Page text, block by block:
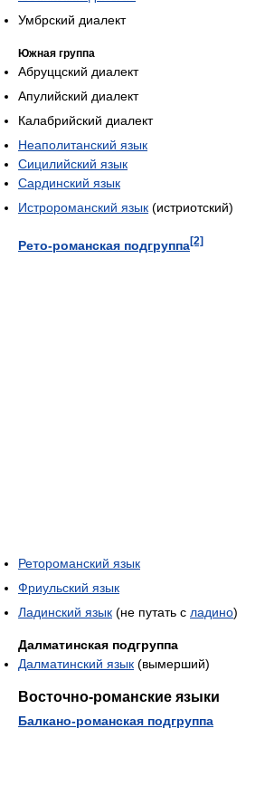
Умбрский диалект
Южная группа
Абруццский диалект
Апулийский диалект
Калабрийский диалект
Неаполитанский язык
Сицилийский язык
Сардинский язык
Истророманский язык (истриотский)
Рето-романская подгруппа[2]
Ретороманский язык
Фриульский язык
Ладинский язык (не путать с ладино)
Далматинская подгруппа
Далматинский язык (вымерший)
Восточно-романские языки
Балкано-романская подгруппа